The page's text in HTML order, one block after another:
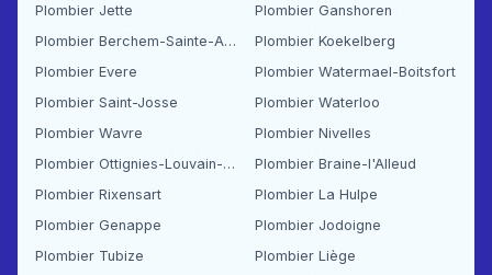
Plombier Jette
Plombier Ganshoren
Plombier Berchem-Sainte-Agathe
Plombier Koekelberg
Plombier Evere
Plombier Watermael-Boitsfort
Plombier Saint-Josse
Plombier Waterloo
Plombier Wavre
Plombier Nivelles
Plombier Ottignies-Louvain-la-Neuve
Plombier Braine-l'Alleud
Plombier Rixensart
Plombier La Hulpe
Plombier Genappe
Plombier Jodoigne
Plombier Tubize
Plombier Liège